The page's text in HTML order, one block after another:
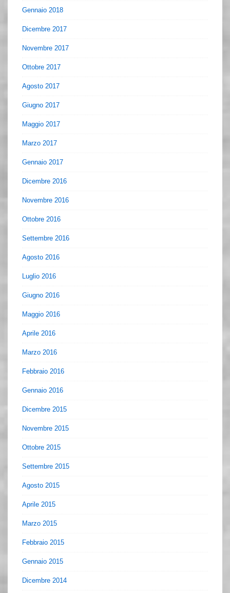
Gennaio 2018
Dicembre 2017
Novembre 2017
Ottobre 2017
Agosto 2017
Giugno 2017
Maggio 2017
Marzo 2017
Gennaio 2017
Dicembre 2016
Novembre 2016
Ottobre 2016
Settembre 2016
Agosto 2016
Luglio 2016
Giugno 2016
Maggio 2016
Aprile 2016
Marzo 2016
Febbraio 2016
Gennaio 2016
Dicembre 2015
Novembre 2015
Ottobre 2015
Settembre 2015
Agosto 2015
Aprile 2015
Marzo 2015
Febbraio 2015
Gennaio 2015
Dicembre 2014